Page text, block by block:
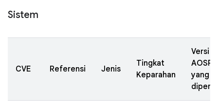
Sistem
CVE Referensi Jenis
Tingkat
Keparahan
Versi
AOSP
yang